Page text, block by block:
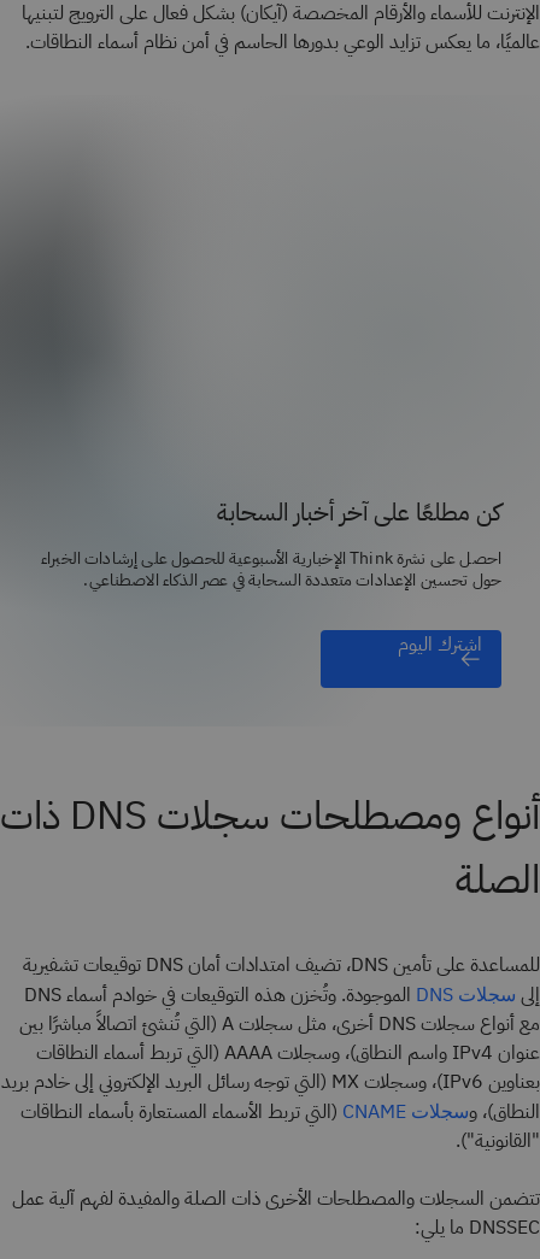
الإنترنت للأسماء والأرقام المخصصة (آيكان) بشكل فعال على الترويج لتبنيها
عالميًا، ما يعكس تزايد الوعي بدورها الحاسم في أمن نظام أسماء النطاقات.
كن مطلعًا على آخر أخبار السحابة
احصل على نشرة Think الإخبارية الأسبوعية للحصول على إرشادات الخبراء
حول تحسين الإعدادات متعددة السحابة في عصر الذكاء الاصطناعي.
اشترك اليوم
أنواع ومصطلحات سجلات DNS ذات
الصلة
للمساعدة على تأمين DNS، تضيف امتدادات أمان DNS توقيعات تشفيرية
إلى سجلات DNS
الموجودة. وتُخزن هذه التوقيعات في خوادم أسماء DNS
مع أنواع سجلات DNS أخرى، مثل سجلات A (التي تُنشئ اتصالاً مباشرًا بين
عنوان IPv4 واسم النطاق)، وسجلات AAAA (التي تربط أسماء النطاقات
بعناوين IPv6)، وسجلات MX (التي توجه رسائل البريد الإلكتروني إلى خادم بريد
النطاق)، وسجلات CNAME
(التي تربط الأسماء المستعارة بأسماء النطاقات
"القانونية").
تتضمن السجلات والمصطلحات الأخرى ذات الصلة والمفيدة لفهم آلية عمل
DNSSEC ما يلي: